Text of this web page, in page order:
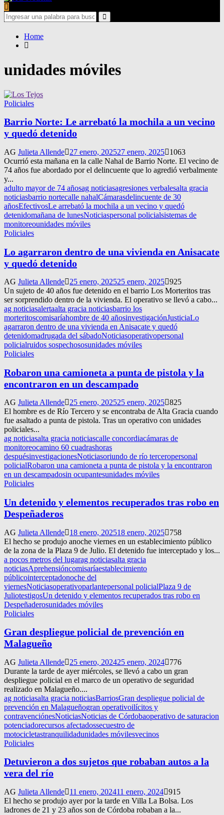
Search
for:
Search
Home
unidades móviles
Policiales
Barrio Norte: Le arrebató la mochila a un vecino
y quedó detenido
AG Julieta Allende 27 enero, 202527 enero, 2025
1063
Ocurrió esta mañana en la calle Nahal de Barrio Norte. El vecino de
74 años fue abordado por el delincuente que lo agredió verbalmente
y...
adulto mayor de 74 añosag noticiasagresiones verbalesalta gracia
noticiasbarrio nortecalle nahalCámarasdelincuente de 30
añosEfectivosLe arrebató la mochila a un vecino y quedó
detenidomañana de lunesNoticiaspersonal policialsistemas de
monitoreounidades móviles
Policiales
Lo agarraron dentro de una vivienda en Anisacate
y quedó detenido
AG Julieta Allende 25 enero, 202525 enero, 2025 925
Un sujeto de 40 años fue detenido en el barrio Los Morteritos tras
ser sorprendido dentro de la vivienda. El operativo se llevó a cabo...
ag noticiasalertaalta gracia noticiasbarrio los
morteritoscomisaríahombre de 40 añosinvestigaciónJusticiaLo
agarraron dentro de una vivienda en Anisacate y quedó
detenidomadrugada del sábadoNoticiasoperativopersonal
policialruidos sospechososunidades móviles
Policiales
Robaron una camioneta a punta de pistola y la
encontraron en un descampado
AG Julieta Allende 25 enero, 202525 enero, 2025 825
El hombre es de Río Tercero y se encontraba de Alta Gracia cuando
fue asaltado a punta de pistola. Tras un operativo con unidades
policiales...
ag noticiasalta gracia noticiascalle concordiacámaras de
monitoreocamino 60 cuadrashoras
despuésinvestigacionesNoticiasoriundo de río terceropersonal
policialRobaron una camioneta a punta de pistola y la encontraron
en un descampadosin ocupantesunidades móviles
Policiales
Un detenido y elementos recuperados tras robo en
Despeñaderos
AG Julieta Allende 18 enero, 202518 enero, 2025
758
El hecho se produjo anoche viernes en un establecimiento público
de la zona de la Plaza 9 de Julio. El detenido fue interceptado y los...
a pocos metros del lugarag noticiasalta gracia
noticiasAprehensióncomisaríaestablecimiento
públicointerceptadonoche del
viernesNoticiasoperativoparlantepersonal policialPlaza 9 de
JuliotestigosUn detenido y elementos recuperados tras robo en
Despeñaderosunidades móviles
Policiales
Gran despliegue policial de prevención en
Malagueño
AG Julieta Allende 25 enero, 202425 enero, 2024
776
Durante la tarde de ayer miércoles, se llevó a cabo un gran
despliegue policial en el marco de un operativo de seguridad
realizado en Malagueño....
ag noticiasalta gracia noticiasBarriosGran despliegue policial de
prevención en Malagueñogran operativoilícitos y
contravenciónesNoticiasNoticias de Córdobaoperativo de saturacion
potenciadorecursos afectadossecuestro de
motocicletastranquilidadunidades móvilesvecinos
Policiales
Detuvieron a dos sujetos que robaban autos a la
vera del río
AG Julieta Allende 11 enero, 202411 enero, 2024 915
El hecho se produjo ayer por la tarde en Villa La Bolsa. Los
ladrones de 21 y 23 años son de Córdoba robaban a la...